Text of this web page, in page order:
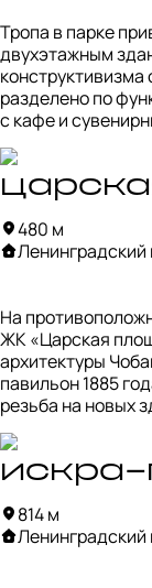
Тропа в парке
двухэтажным
разделено по
с кафе и
кв. м., полностью
Музей «Динамо» —
посвящен не
спортивному
столетие. Эта
480 м
Ленинградский
На
ЖК «Царская
архитектуры
павильон 1885
резьба на новых
исторического
императорской
Всероссийской
Ходынском поле.
разобрали, а
числе здесь
искра-
814 м
Ленинградский